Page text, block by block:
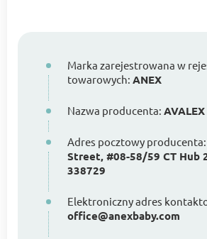
Marka zarejestrowana w
towarowych: ANEX
Nazwa producenta: AVALEX
Adres pocztowy producenta:
Street, #08-58/59 CT Hub
338729
Elektroniczny adres
office@anexbaby.com